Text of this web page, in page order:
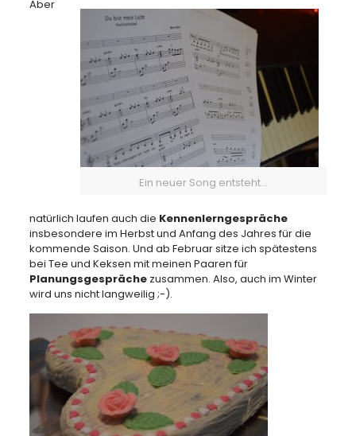
Ein neuer Song entsteht…
Aber
natürlich laufen auch die Kennenlerngespräche
insbesondere im Herbst und Anfang des Jahres für die
kommende Saison. Und ab Februar sitze ich spätestens
bei Tee und Keksen mit meinen Paaren für
Planungsgesprächezusammen. Also, auch im Winter
wird uns nicht langweilig ;-).